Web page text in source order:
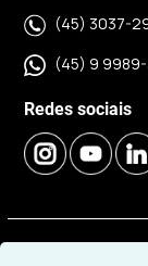
(45) 3037-
(45) 9
Redes sociais
© 2026 |